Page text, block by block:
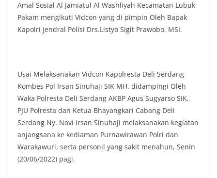
Amal Sosial Al Jamiatul Al Washliyah Kecamatan Lubuk
Pakam mengikuti Vidcon yang di pimpin Oleh Bapak
Kapolri Jendral Polisi Drs.Listyo Sigit Prawobo, MSI.
Usai Melaksanakan Vidcon Kapolresta Deli Serdang
Kombes Pol Irsan Sinuhaji SIK MH. didampingi Oleh
Waka Polresta Deli Serdang AKBP Agus Sugyarso SIK,
PJU Polresta dan Ketua Bhayangkari Cabang Deli
Serdang Ny. Novi Irsan Sinuhaji melaksanakan kegiatan
anjangsana ke kediaman Purnawirawan Polri dan
Warakawuri, serta personil yang sakit menahun, Senin
(20/06/2022) pagi.